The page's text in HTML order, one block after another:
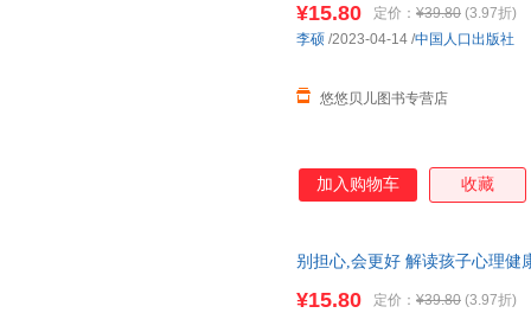
¥15.80 定价： ¥39.80 (3.97折)
悠悠贝儿图书专营店
李硕 /2023-04-14 /中国人口出版社
加入购物车 收藏
别担心,会更好 解读孩子心理健
¥15.80 定价： ¥39.80 (3.97折)